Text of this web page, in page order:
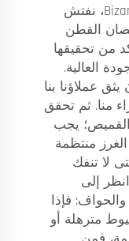
شركة Bizarre، نفتش
القطن
من تحقيقها
العالية.
يثق عملاؤنا بنا
منا. ثم تحقق
يجب
منتظمة
لا تنفك
إلى
فإذا
مترهلة أو